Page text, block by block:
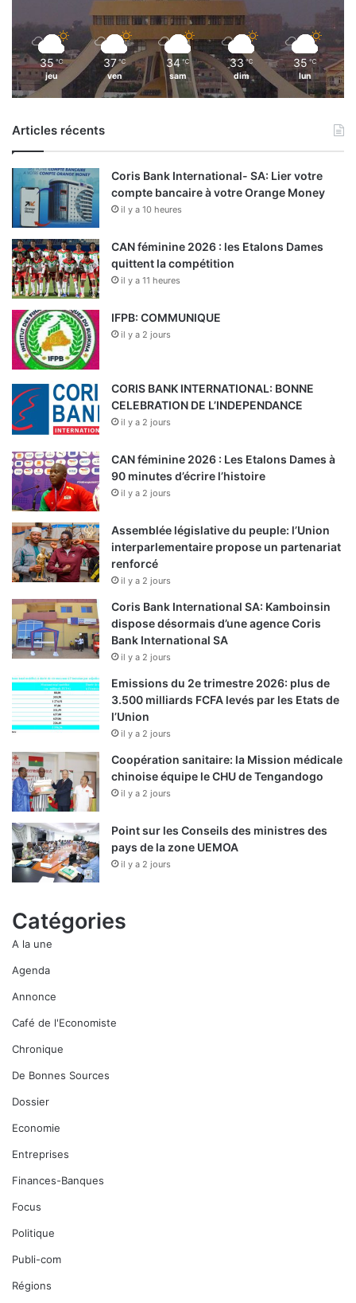
35 ℃
jeu
37 ℃
ven
34 ℃
sam
33 ℃
dim
35 ℃
lun
Articles récents
Coris Bank International- SA: Lier votre
compte bancaire à votre Orange Money
il y a 10 heures
CAN féminine 2026 : les Etalons Dames
quittent la compétition
il y a 11 heures
IFPB: COMMUNIQUE
il y a 2 jours
CORIS BANK INTERNATIONAL: BONNE
CELEBRATION DE L’INDEPENDANCE
il y a 2 jours
CAN féminine 2026 : Les Etalons Dames à
90 minutes d’écrire l’histoire
il y a 2 jours
Assemblée législative du peuple: l’Union
interparlementaire propose un partenariat
renforcé
il y a 2 jours
Coris Bank International SA: Kamboinsin
dispose désormais d’une agence Coris
Bank International SA
il y a 2 jours
Emissions du 2e trimestre 2026: plus de
3.500 milliards FCFA levés par les Etats de
l’Union
il y a 2 jours
Coopération sanitaire: la Mission médicale
chinoise équipe le CHU de Tengandogo
il y a 2 jours
Point sur les Conseils des ministres des
pays de la zone UEMOA
il y a 2 jours
Catégories
A la une
Agenda
Annonce
Café de l'Economiste
Chronique
De Bonnes Sources
Dossier
Economie
Entreprises
Finances-Banques
Focus
Politique
Publi-com
Régions